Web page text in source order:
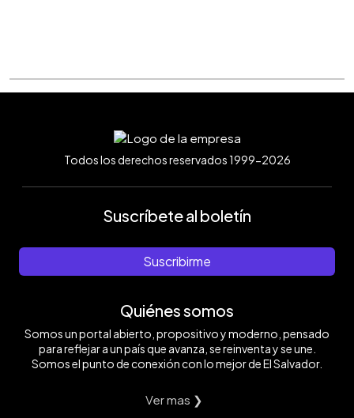
Todos los derechos reservados 1999-2026
Suscríbete al boletín
Suscribirme
Quiénes somos
Somos un portal abierto, propositivo y moderno, pensado
para reflejar a un país que avanza, se reinventa y se une.
Somos el punto de conexión con lo mejor de El Salvador.
Ver mas ❯